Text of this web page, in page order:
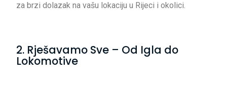
za brzi dolazak na vašu lokaciju u Rijeci i okolici.
2. Rješavamo Sve – Od Igla do
Lokomotive